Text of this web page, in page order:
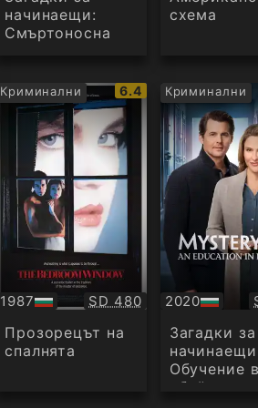
начинаещи:
Смъртоносна
схема
Криминални
IMDb
рейтинг:
6.4
1987
БГ
аудио
Качество:
SD 480
Прозорецът на
спалнята
Криминални
2020
БГ
аудио
Загадки за
Обучение в
убийство